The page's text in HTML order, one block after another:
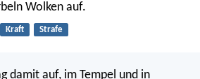
Wolken auf.
Kraft Strafe
damit auf, im Tempel und in